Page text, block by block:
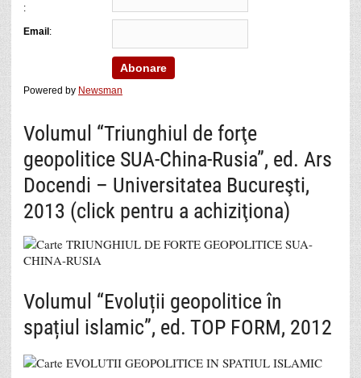
:
Email :
Powered by Newsman
Volumul “Triunghiul de forţe
geopolitice SUA-China-Rusia”, ed. Ars
Docendi – Universitatea Bucureşti,
2013 (click pentru a achiziţiona)
Volumul “Evoluții geopolitice în
spațiul islamic”, ed. TOP FORM, 2012